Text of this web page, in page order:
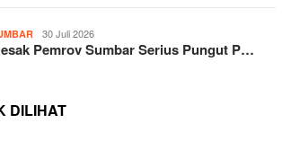
30 Juli 2026
Pemrov Sumbar Serius Pungut P…
DILIHAT